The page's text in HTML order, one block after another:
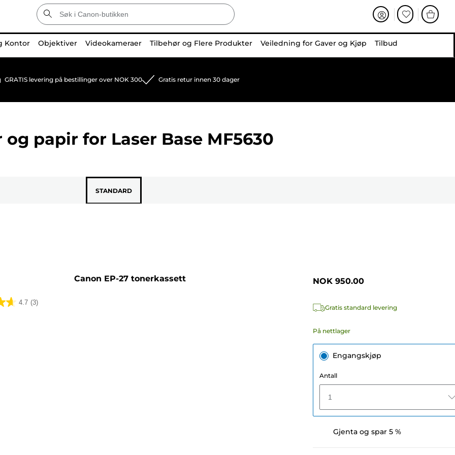
Kontor Objektiver Videokameraer Tilbehør og Flere Produkter Veiledning for Gaver og Kjøp Tilbud
GRATIS levering på bestillinger over NOK 300 Gratis retur innen 30 dager
og papir for Laser Base MF5630
STANDARD
Canon EP-27 tonerkassett
4.7 (3)
NOK 950.00
Gratis standard levering
På nettlager
Engangskjøp
Antall
1
Gjenta og spar 5 %